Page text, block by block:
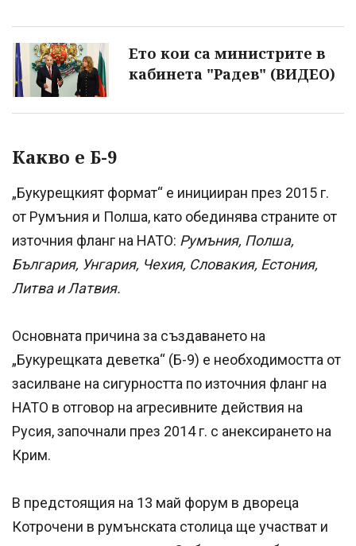
Ето кои са министрите в
кабинета "Радев" (ВИДЕО)
Какво е Б-9
„Букурещкият формат“ е иницииран през 2015 г.
от Румъния и Полша, като обединява страните от
източния фланг на НАТО: Румъния, Полша,
България, Унгария, Чехия, Словакия, Естония,
Литва и Латвия.
Основната причина за създаването на
„Букурещката деветка“ (Б-9) е необходимостта от
засилване на сигурността по източния фланг на
НАТО в отговор на агресивните действия на
Русия, започнали през 2014 г. с анексирането на
Крим.
В предстоящия на 13 май форум в двореца
Котрочени в румънската столица ще участват и